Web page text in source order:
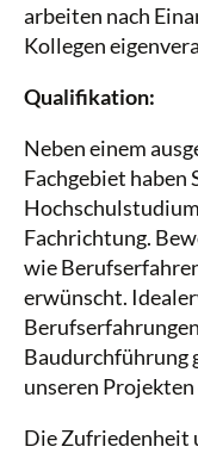
arbeiten nach
Kollegen
Qualifikation:
Neben einem
Fachgebiet haben
Fachrichtung.
wie
erwünscht.
Baudurchführung
unseren
Die Zufriedenheit